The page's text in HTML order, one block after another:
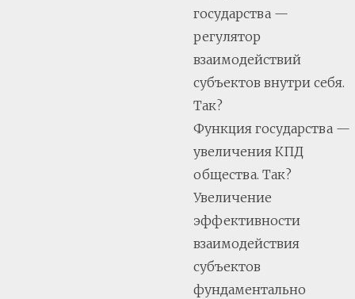
государства —
регулятор
взаимодействий
субъектов внутри себя.
Так?
Функция государства —
увеличения КПД
общества. Так?
Увеличение
эффективности
взаимодействия
субъектов
фундаментально